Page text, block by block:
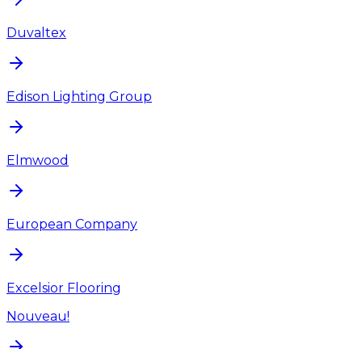
Duvaltex
Edison Lighting Group
Elmwood
European Company
Excelsior Flooring
Nouveau!